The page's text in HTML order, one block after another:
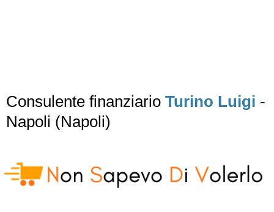
Consulente finanziario Turino Luigi -
Napoli (Napoli)